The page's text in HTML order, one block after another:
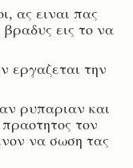
ας ειναι πας
εις το να
εργαζεται την
ρυπαριαν και
τον
να σωση τας